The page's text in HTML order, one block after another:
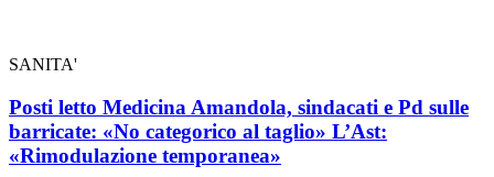
SANITA'
Posti letto Medicina Amandola, sindacati e Pd sulle
barricate: «No categorico al taglio» L’Ast:
«Rimodulazione temporanea»